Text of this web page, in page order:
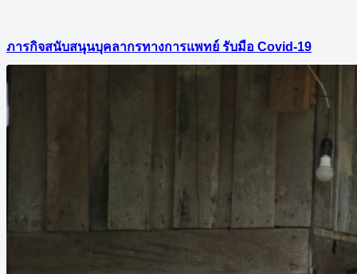
ภารกิจสนับสนุนบุคลากรทางการแพทย์ รับมือ Covid-19